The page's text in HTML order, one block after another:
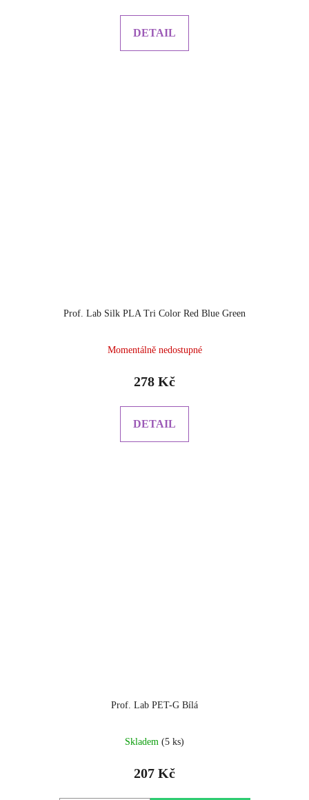
DETAIL
Prof. Lab Silk PLA Tri Color Red Blue Green
Momentálně nedostupné
278 Kč
DETAIL
Prof. Lab PET-G Bílá
Skladem (5 ks)
207 Kč